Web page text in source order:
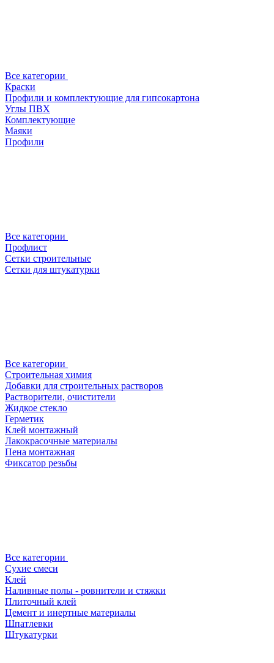
Все категории
Краски
Профили и комплектующие для гипсокартона
Углы ПВХ
Комплектующие
Маяки
Профили
Все категории
Профлист
Сетки строительные
Сетки для штукатурки
Все категории
Строительная химия
Добавки для строительных растворов
Растворители, очистители
Жидкое стекло
Герметик
Клей монтажный
Лакокрасочные материалы
Пена монтажная
Фиксатор резьбы
Все категории
Сухие смеси
Клей
Наливные полы - ровнители и стяжки
Плиточный клей
Цемент и инертные материалы
Шпатлевки
Штукатурки